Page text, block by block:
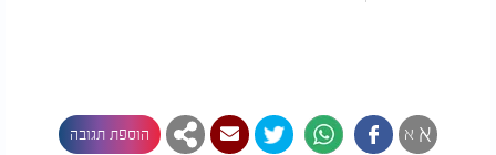
א א הוספת תגובה